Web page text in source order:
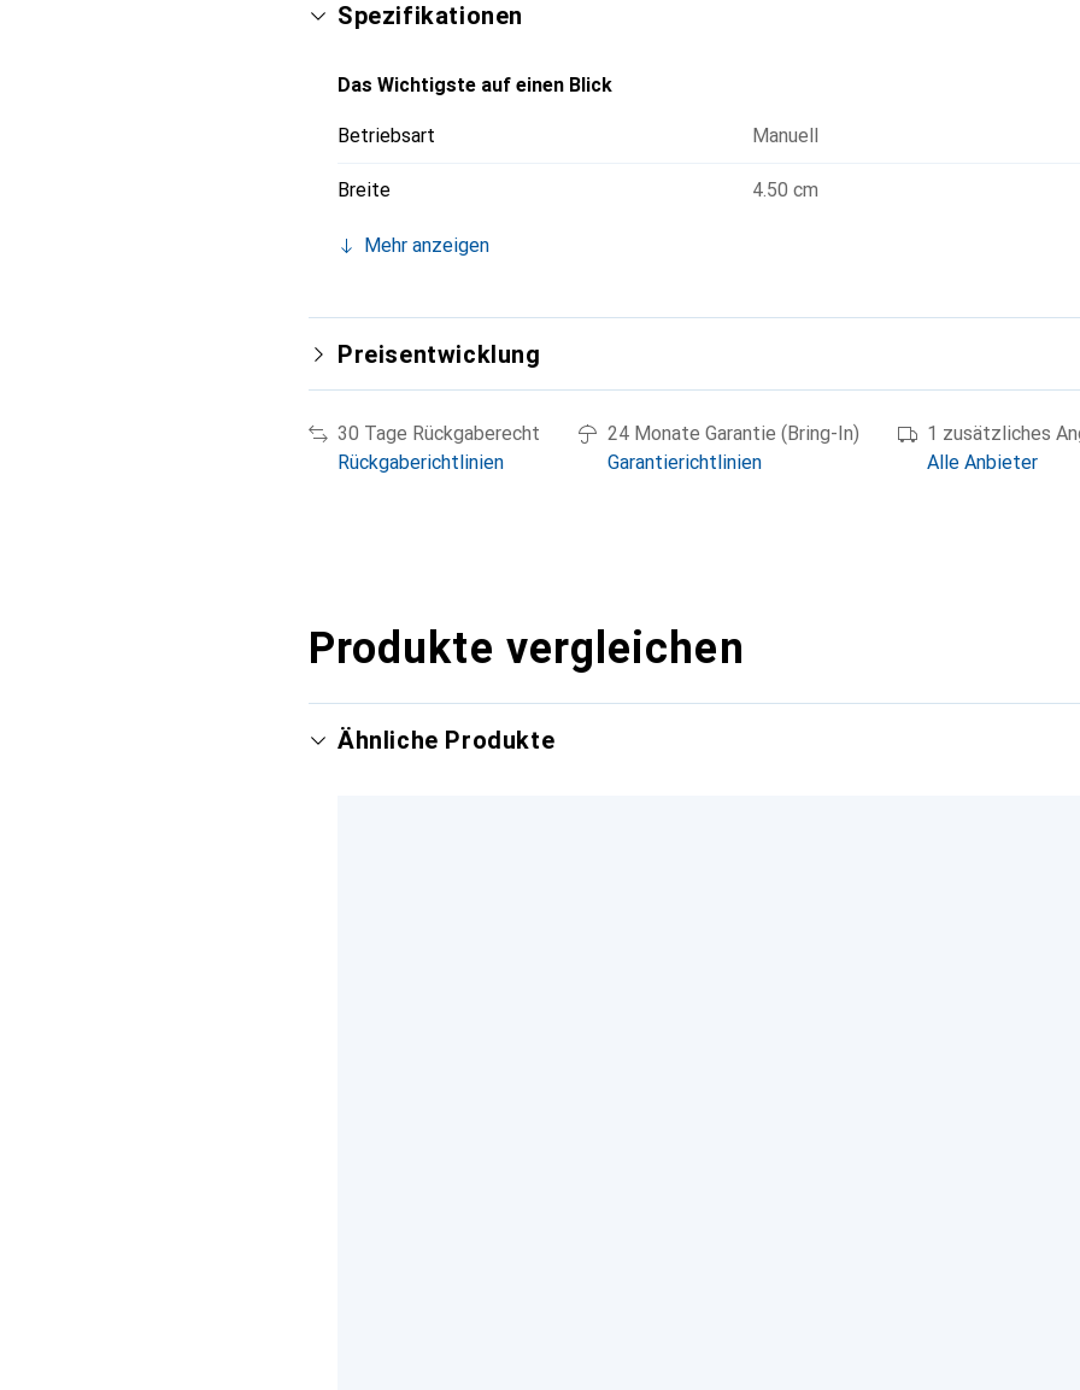
Spezifikationen
Das Wichtigste auf einen Blick
Betriebsart Manuell
Breite 4.50 cm
Mehr anzeigen
Preisentwicklung
30 Tage Rückgaberecht
Rückgaberichtlinien
24 Monate Garantie (Bring-In)
Garantierichtlinien
1 zusätzliches
Alle Anbieter
Produkte vergleichen
Ähnliche Produkte